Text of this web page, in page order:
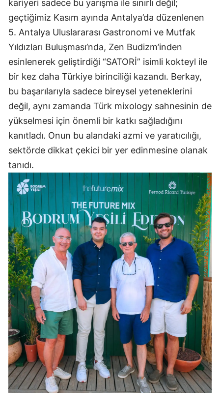
kariyeri sadece bu yarışma ile sınırlı değil;
geçtiğimiz Kasım ayında Antalya’da düzenlenen
5. Antalya Uluslararası Gastronomi ve Mutfak
Yıldızları Buluşması’nda, Zen Budizm’inden
esinlenerek geliştirdiği “SATORİ” isimli kokteyl ile
bir kez daha Türkiye birinciliği kazandı. Berkay,
bu başarılarıyla sadece bireysel yeteneklerini
değil, aynı zamanda Türk mixology sahnesinin de
yükselmesi için önemli bir katkı sağladığını
kanıtladı. Onun bu alandaki azmi ve yaratıcılığı,
sektörde dikkat çekici bir yer edinmesine olanak
tanıdı.